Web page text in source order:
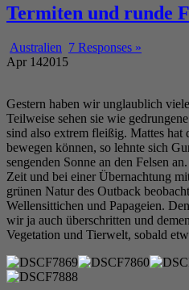
Termiten und runde
Australien 7 Responses »
Apr 142015
Gestern haben wir unglaublich
Teilweise sehen sie wie
sind also extrem fleißig. Mattes hat
bewegen können, so lehnte sich
sengenden Sonne an den Felsen
Zeit und bei einer Übernachtung
grünen Natur des Outback
Wellensittichen und Papageien.
wir ja auch überschritten und
Vegetation und Tierwelt, sobald